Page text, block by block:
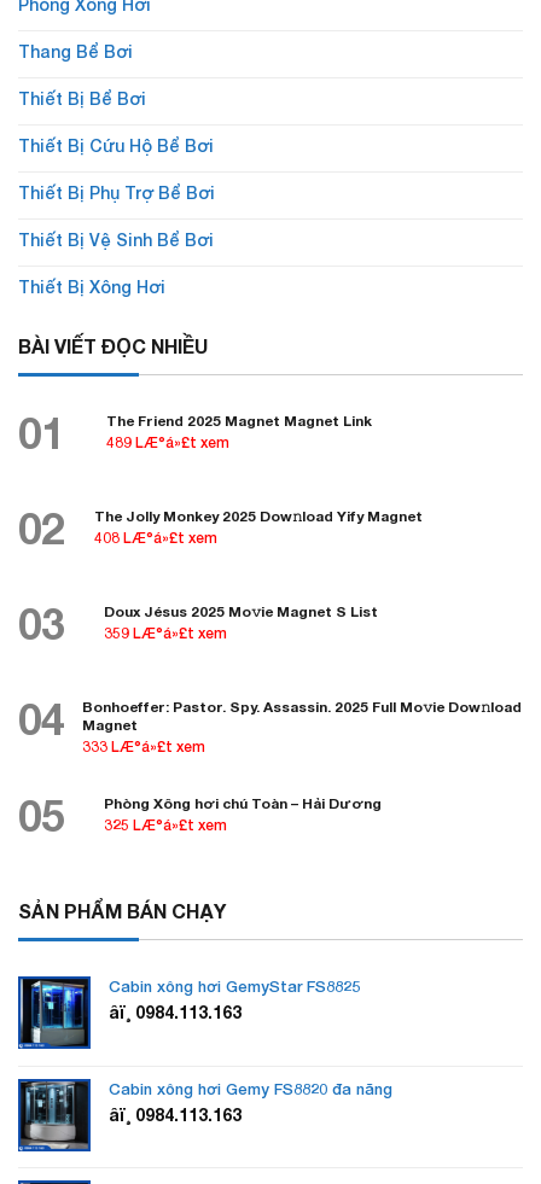
Phòng Xông Hơi
Thang Bể Bơi
Thiết Bị Bể Bơi
Thiết Bị Cứu Hộ Bể Bơi
Thiết Bị Phụ Trợ Bể Bơi
Thiết Bị Vệ Sinh Bể Bơi
Thiết Bị Xông Hơi
BÀI VIẾT ĐỌC NHIỀU
01
The Friend 2025 Magnet Magnet Link
489 LÆ°á»£t xem
02
The Jolly Monkey 2025 Dow𝚗load Yify Magnet
408 LÆ°á»£t xem
03
Doux Jésus 2025 Mo𝚟ie Magnet S List
359 LÆ°á»£t xem
04
Bonhoeffer: Pastor. Spy. Assassin. 2025 Full Mo𝚟ie Dow𝚗load
Magnet
333 LÆ°á»£t xem
05
Phòng Xông hơi chú Toàn – Hải Dương
325 LÆ°á»£t xem
SẢN PHẨM BÁN CHẠY
Cabin xông hơi GemyStar FS8825
âï¸ 0984.113.163
Cabin xông hơi Gemy FS8820 đa năng
âï¸ 0984.113.163